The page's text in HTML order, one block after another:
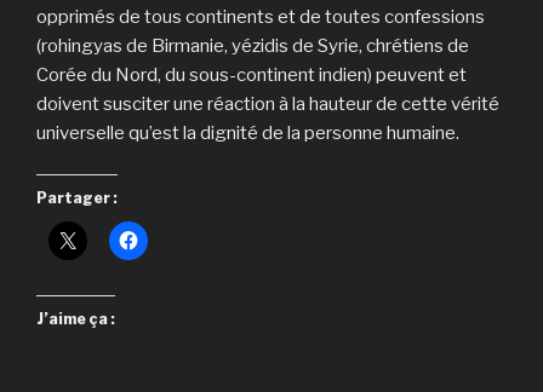
opprimés de tous continents et de toutes confessions
(rohingyas de Birmanie, yézidis de Syrie, chrétiens de
Corée du Nord, du sous-continent indien) peuvent et
doivent susciter une réaction à la hauteur de cette vérité
universelle qu’est la dignité de la personne humaine.
Partager :
J’aime ça :